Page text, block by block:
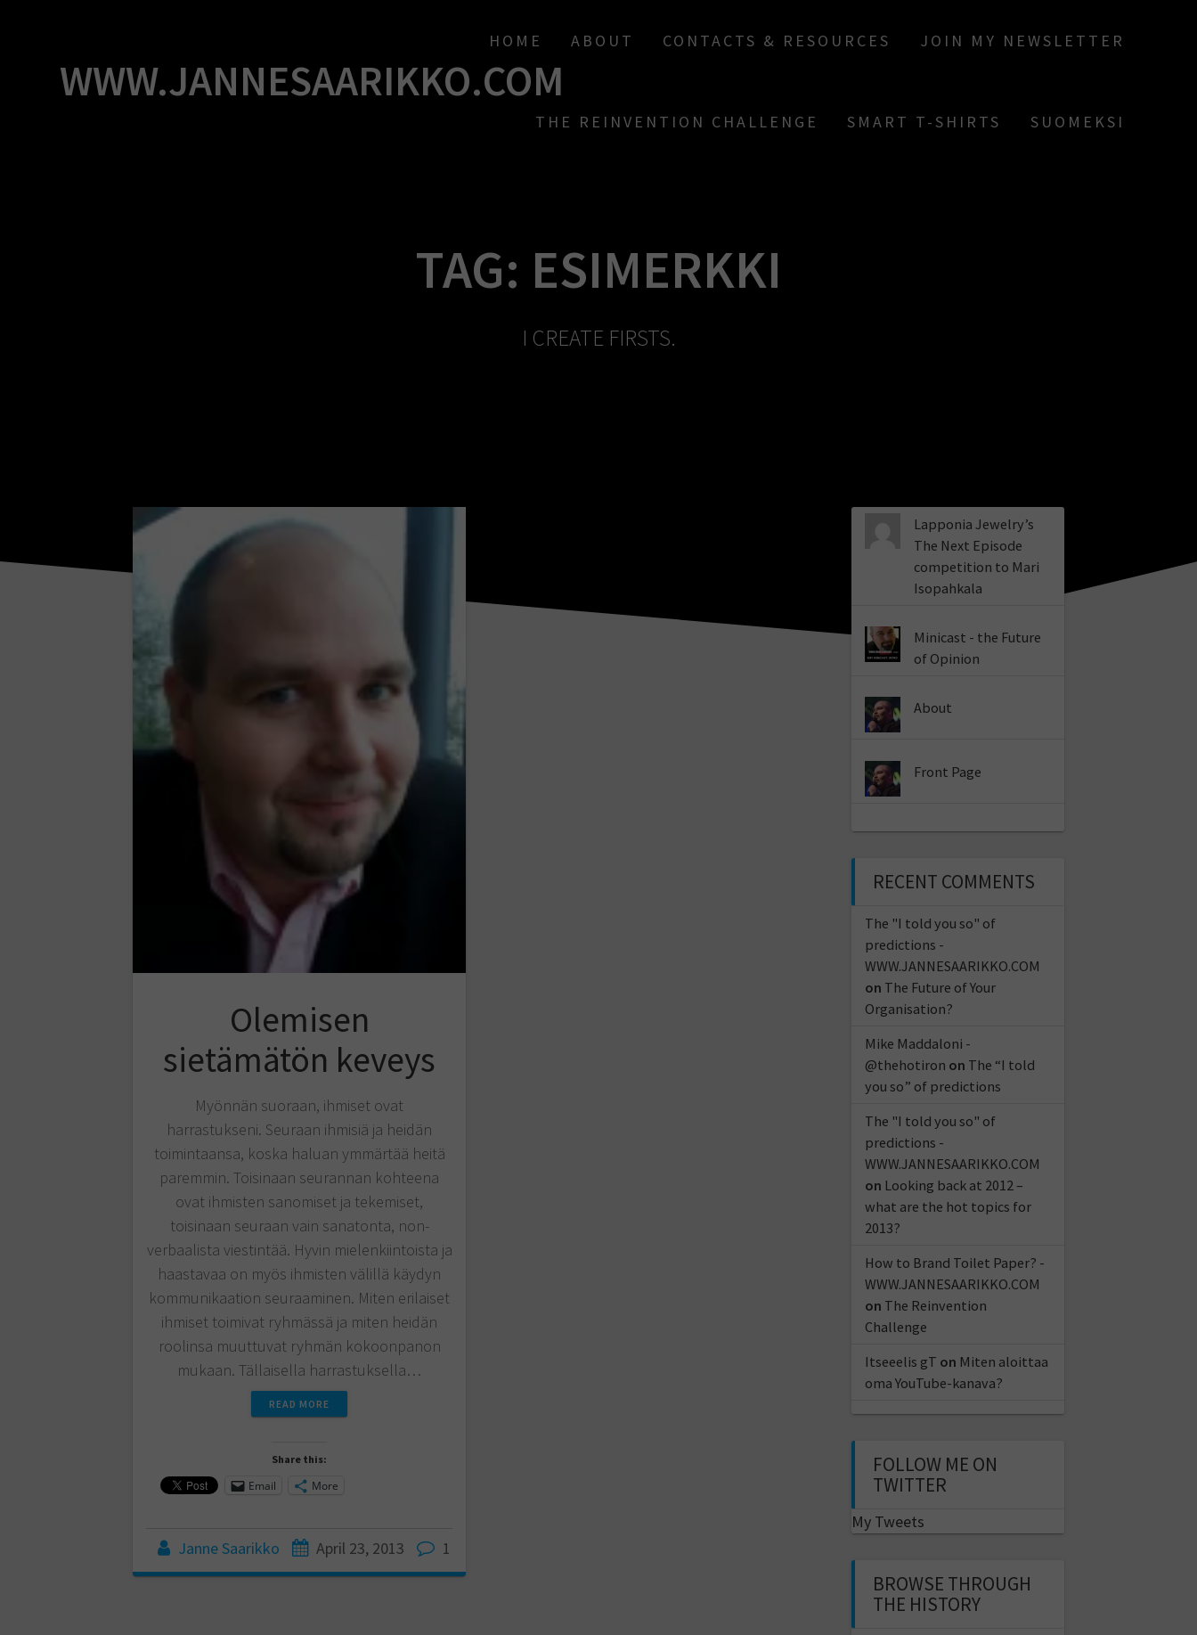
WWW.JANNESAARIKKO.COM
HOME ABOUT CONTACTS & RESOURCES JOIN MY NEWSLETTER
THE REINVENTION CHALLENGE SMART T-SHIRTS SUOMEKSI
TAG: ESIMERKKI
I CREATE FIRSTS.
Olemisen
sietämätön keveys
Myönnän suoraan, ihmiset ovat
harrastukseni. Seuraan ihmisiä ja heidän
toimintaansa, koska haluan ymmärtää heitä
paremmin. Toisinaan seurannan kohteena
ovat ihmisten sanomiset ja tekemiset,
toisinaan seuraan vain sanatonta, non-
verbaalista viestintää. Hyvin mielenkiintoista ja
haastavaa on myös ihmisten välillä käydyn
kommunikaation seuraaminen. Miten erilaiset
ihmiset toimivat ryhmässä ja miten heidän
roolinsa muuttuvat ryhmän kokoonpanon
mukaan. Tällaisella harrastuksella…
READ MORE
Share this:
Email More
Janne Saarikko April 23, 2013 1
Lapponia Jewelry’s
The Next Episode
competition to Mari
Isopahkala
Minicast - the Future
of Opinion
About
Front Page
RECENT COMMENTS
The "I told you so" of
predictions -
WWW.JANNESAARIKKO.COM
on The Future of Your
Organisation?
Mike Maddaloni -
@thehotiron on The “I told
you so” of predictions
The "I told you so" of
predictions -
WWW.JANNESAARIKKO.COM
on Looking back at 2012 –
what are the hot topics for
2013?
How to Brand Toilet Paper? -
WWW.JANNESAARIKKO.COM
on The Reinvention
Challenge
Itseeelis gT on Miten aloittaa
oma YouTube-kanava?
FOLLOW ME ON
TWITTER
My Tweets
BROWSE THROUGH
THE HISTORY